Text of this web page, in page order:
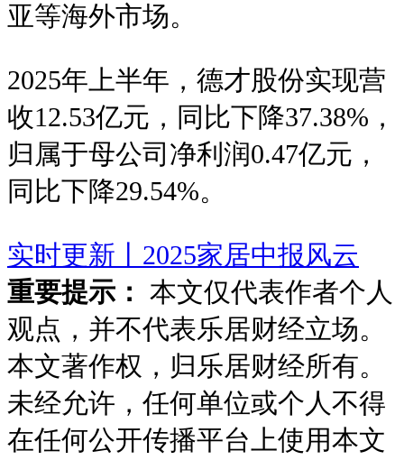
亚等海外市场。
2025年上半年，德才股份实现营
收12.53亿元，同比下降37.38%，
归属于母公司净利润0.47亿元，
同比下降29.54%。
实时更新丨2025家居中报风云
重要提示：
本文仅代表作者个人
观点，并不代表乐居财经立场。
本文著作权，归乐居财经所有。
未经允许，任何单位或个人不得
在任何公开传播平台上使用本文